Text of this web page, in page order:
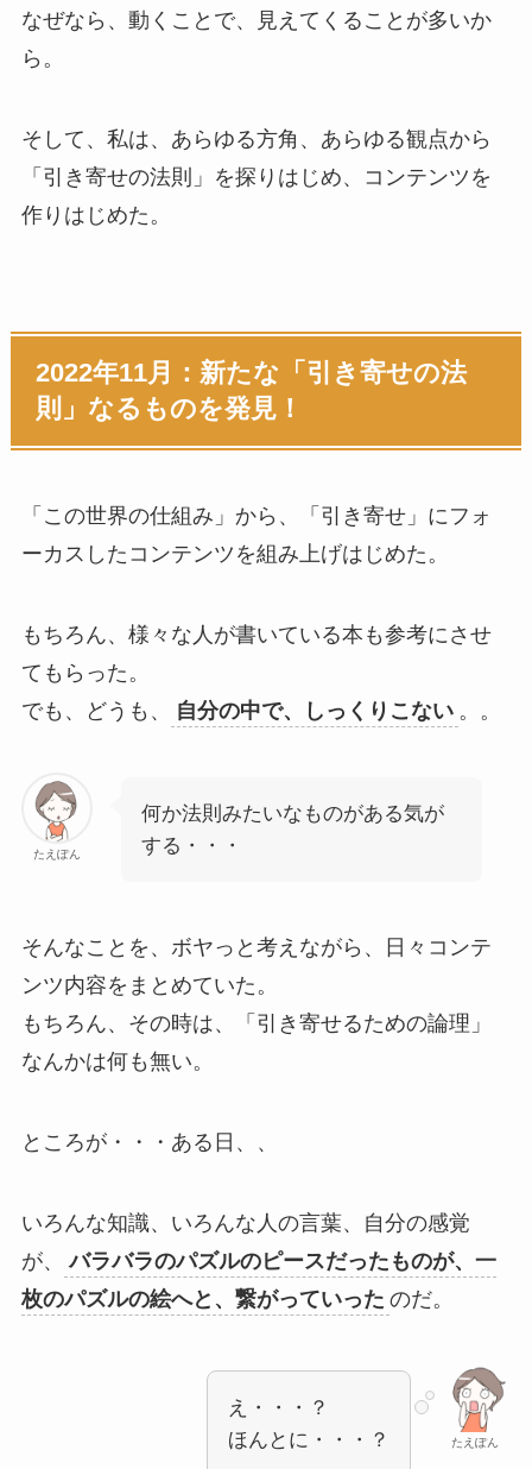
なぜなら、動くことで、見えてくることが多いか
ら。
そして、私は、あらゆる方角、あらゆる観点から
「引き寄せの法則」を探りはじめ、コンテンツを
作りはじめた。
2022年11月：新たな「引き寄せの法
則」なるものを発見！
「この世界の仕組み」から、「引き寄せ」にフォ
ーカスしたコンテンツを組み上げはじめた。
もちろん、様々な人が書いている本も参考にさせ
てもらった。
でも、どうも、
自分の中で、しっくりこない 。。
たえぽん
何か法則みたいなものがある気が
する・・・
そんなことを、ボヤっと考えながら、日々コンテ
ンツ内容をまとめていた。
もちろん、その時は、「引き寄せるための論理」
なんかは何も無い。
ところが・・・ある日、、
いろんな知識、いろんな人の言葉、自分の感覚
が、
バラバラのパズルのピースだったものが、一
枚のパズルの絵へと、繋がっていった のだ。
たえぽん
え・・・？
ほんとに・・・？